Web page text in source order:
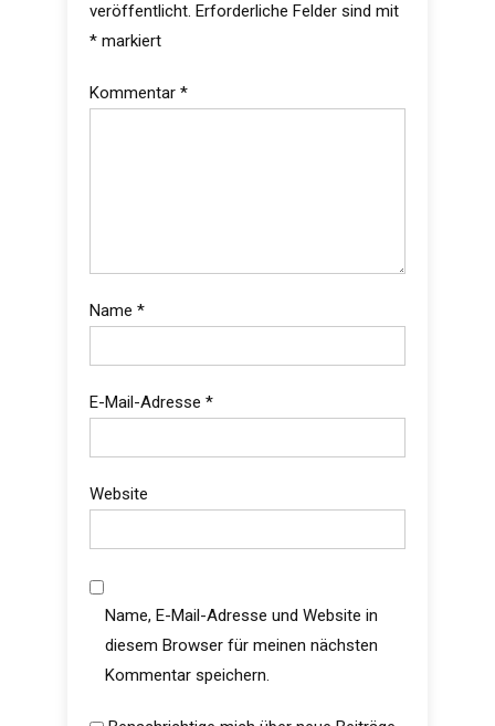
veröffentlicht. Erforderliche Felder sind mit
*markiert
Kommentar *
Name *
E-Mail-Adresse *
Website
Name, E-Mail-Adresse und Website in
diesem Browser für meinen nächsten
Kommentar speichern.